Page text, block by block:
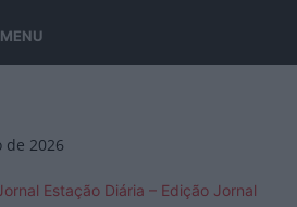
MENU
de 2026
Estação Diária – Edição Jornal